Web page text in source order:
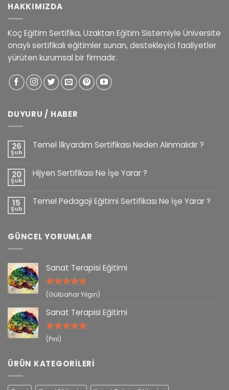
HAKKIMIZDA
Koç Eğitim Sertifika, Uzaktan Eğitim Sistemiyle Üniversite
onaylı sertifikalı eğitimler sunan, destekleyici faaliyetler
yürüten kurumsal bir firmadır.
DUYURU / HABER
26
Şub
Temel İlkyardım Sertifikası Neden Alınmalıdır ?
20
Şub
Hijyen Sertifikası Ne İşe Yarar ?
15
Şub
Temel Pedagoji Eğitimi Sertifikası Ne İşe Yarar ?
GÜNCEL YORUMLAR
Sanat Terapisi Eğitimi
5 üzerinden
(Gülbahar Yılgın)
Sanat Terapisi Eğitimi
5 üzerinden
(Pırıl)
ÜRÜN KATEGORILERI